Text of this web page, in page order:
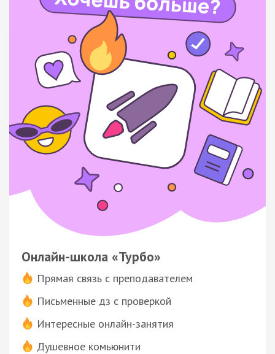
Онлайн-школа «Турбо»
Прямая связь с преподавателем
Письменные дз с проверкой
Интересные онлайн-занятия
Душевное комьюнити